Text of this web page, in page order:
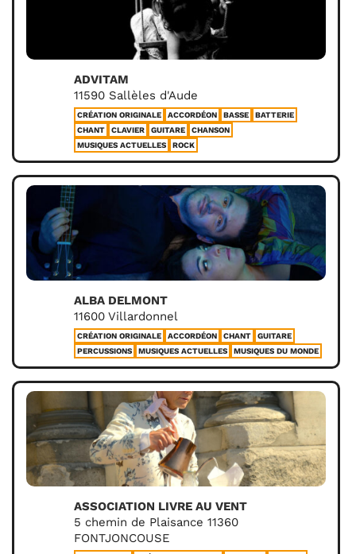
ADVITAM
11590 Sallèles d'Aude
CRÉATION ORIGINALE ACCORDÉON BASSE
BATTERIE
CHANT
CLAVIER GUITARE
CHANSON
MUSIQUES ACTUELLES
ROCK
ALBA DELMONT
11600 Villardonnel
CRÉATION ORIGINALE ACCORDÉON CHANT
GUITARE
PERCUSSIONS
MUSIQUES ACTUELLES MUSIQUES DU MONDE
ASSOCIATION LIVRE AU VENT
5 chemin de Plaisance 11360
FONTJONCOUSE